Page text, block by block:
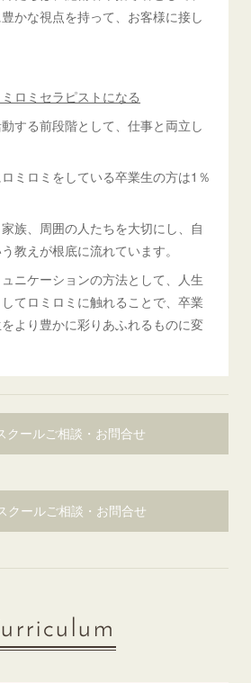
かな視点を持って、お客様に接し
ロミセラピストになる
する前段階として、仕事と両立し
ミロミをしている卒業生の方は1％
族、周囲の人たちを大切にし、自
教えが根底に流れています。
ニケーションの方法として、人生
てロミロミに触れることで、卒業
より豊かに彩りあふれるものに変
クールご相談・お問合せ
クールご相談・お問合せ